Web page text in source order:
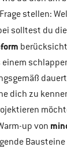
stellen:
solltest du die
dich zu
up von